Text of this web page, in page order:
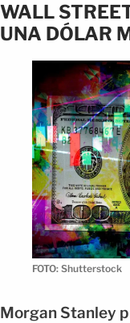
WALL
UNA DÓLAR
FOTO: Shutterstock
Morgan Stanley